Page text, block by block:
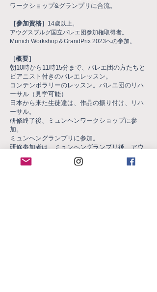
ワークショップ&グランプリに合流。
［参加資格］ 14歳以上。
アウグスブルグ国立バレエ団参加権取得者。
Munich Workshop＆GrandPrix 2023への参加。
［概要］
朝10時から11時15分まで、バレエ団の方たちと
ピアニスト付きのバレエレッスン。
コンテンポラリーのレッスン。バレエ団のリハ
ーサル（見学可能）
日本から来た生徒達は、作品の振り付け、リハ
ーサル。
研修終了後、ミュンヘンワークショップに参
加。
ミュンヘングランプリに参加。
研修参加者は、ミュンヘングランプリ後、アウ
グスブルグ国立バレエ団のディレクターRicardo
Fernando振付の作品を舞台で披露する予定。